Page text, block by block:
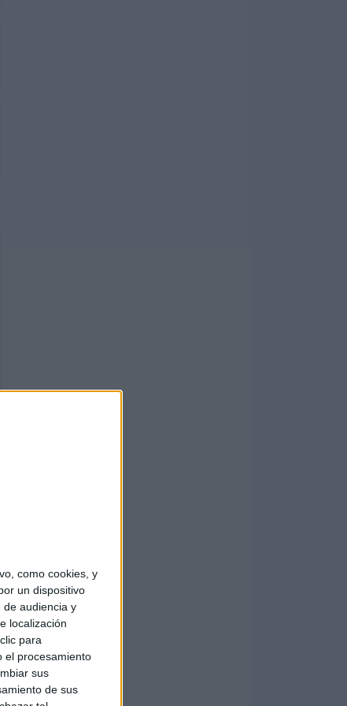
como cookies, y
un dispositivo
de audiencia y
localización
para
el procesamiento
sus
de sus